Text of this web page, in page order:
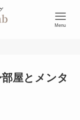
Menu
屋とメンタ